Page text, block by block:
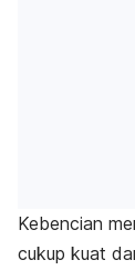
Kebencian
cukup kuat